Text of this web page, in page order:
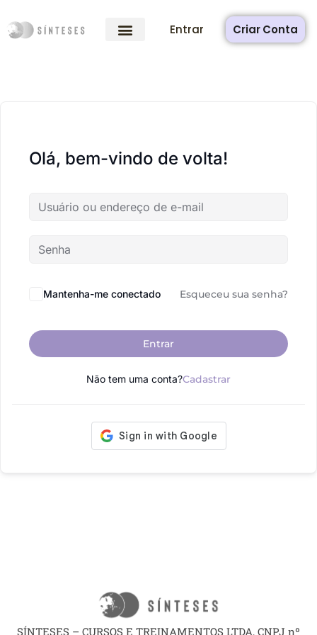
Entrar Criar Conta
Olá, bem-vindo de volta!
Mantenha-me conectado Esqueceu sua senha?
Entrar
Não tem uma conta?Cadastrar
SÍNTESES – CURSOS E TREINAMENTOS LTDA, CNPJ nº